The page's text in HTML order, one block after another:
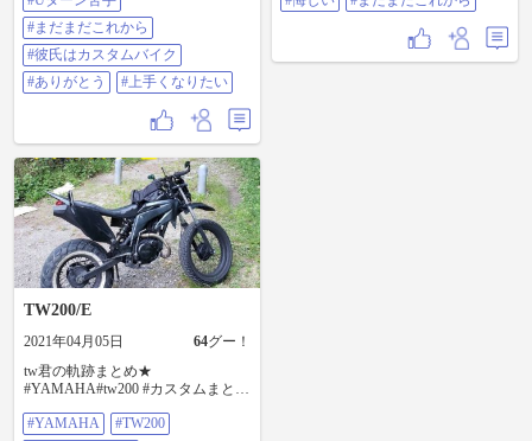
カスタムが趣味なのでSTちゃんも
やられんのかな❓🙄笑 直してくれて
ありがとう😉 #スズキ #ST250 #バ
イク女子 #バイク好きと繋がりたい
#バイク好きと繋がりたい #Uター
ン苦手 #まだまだこれから #彼氏は
#まだまだこれから
#彼氏はカスタムバイク
#ありがとう
#上手くなりたい
TW200/E
2021年04月05日 64グー！
tw君の軌跡まとめ★
#YAMAHA#tw200 #カスタムまとめ
のある風景
#YAMAHA
#TW200